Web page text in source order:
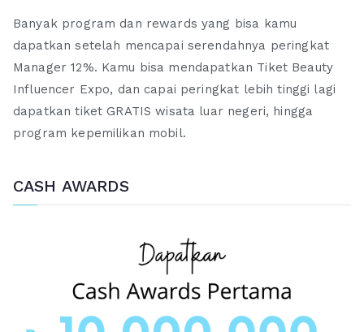
Banyak program dan rewards yang bisa kamu
dapatkan setelah mencapai serendahnya peringkat
Manager 12%. Kamu bisa mendapatkan Tiket Beauty
Influencer Expo, dan capai peringkat lebih tinggi lagi
dapatkan tiket GRATIS wisata luar negeri, hingga
program kepemilikan mobil.
CASH AWARDS